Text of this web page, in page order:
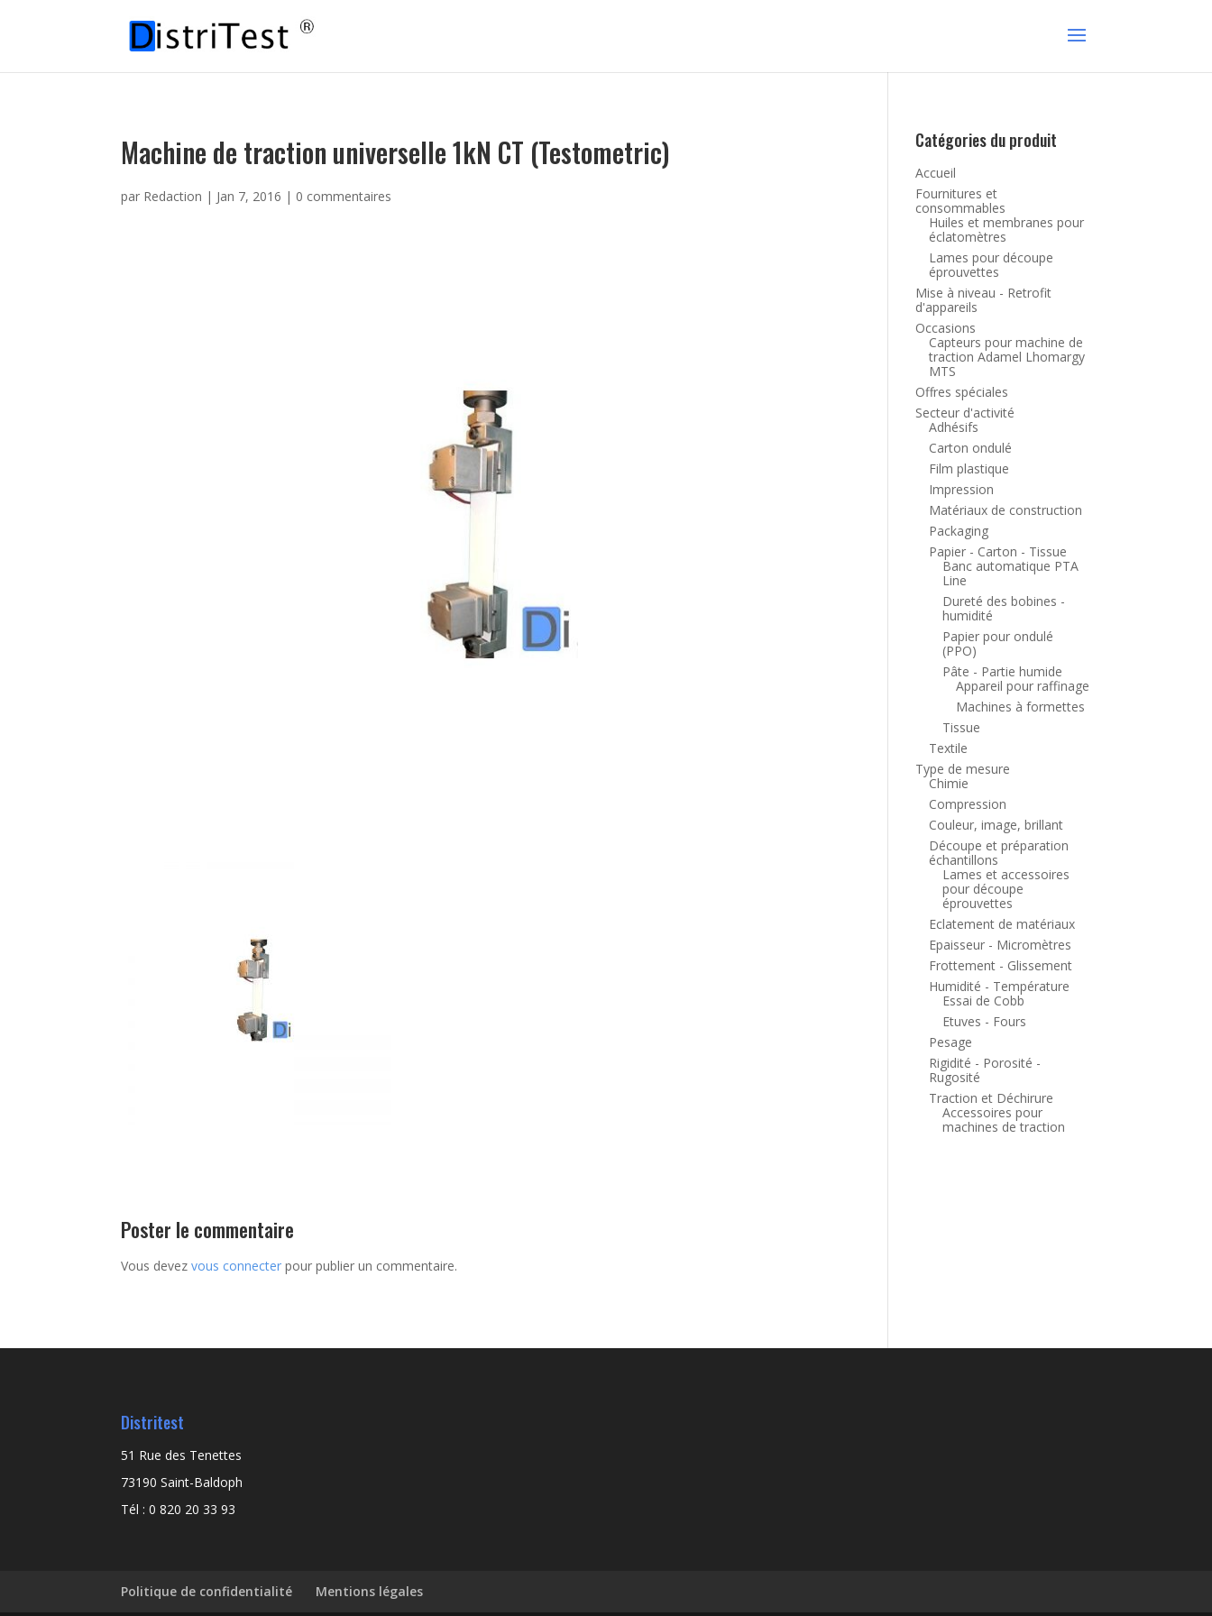
Machine de traction universelle 1kN CT (Testometric)
par Redaction | Jan 7, 2016 | 0 commentaires
Poster le commentaire
Vous devezvous connecter pour publier un commentaire.
Catégories du produit
Accueil
Fournitures et
consommables
Huiles et membranes pour
éclatomètres
Lames pour découpe
éprouvettes
Mise à niveau - Retrofit
d'appareils
Occasions
Capteurs pour machine de
traction Adamel Lhomargy
MTS
Offres spéciales
Secteur d'activité
Adhésifs
Carton ondulé
Film plastique
Impression
Matériaux de construction
Packaging
Papier - Carton - Tissue
Banc automatique PTA
Line
Dureté des bobines -
humidité
Papier pour ondulé
(PPO)
Pâte - Partie humide
Appareil pour raffinage
Machines à formettes
Tissue
Textile
Type de mesure
Chimie
Compression
Couleur, image, brillant
Découpe et préparation
échantillons
Lames et accessoires
pour découpe
éprouvettes
Eclatement de matériaux
Epaisseur - Micromètres
Frottement - Glissement
Humidité - Température
Essai de Cobb
Etuves - Fours
Pesage
Rigidité - Porosité -
Rugosité
Traction et Déchirure
Accessoires pour
machines de traction
Distritest
51 Rue des Tenettes
73190 Saint-Baldoph
Tél : 0 820 20 33 93
Politique de confidentialité Mentions légales